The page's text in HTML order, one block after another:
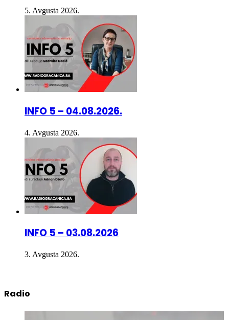
INFO 5 – 04.08.2026.
4. Avgusta 2026.
INFO 5 – 03.08.2026
3. Avgusta 2026.